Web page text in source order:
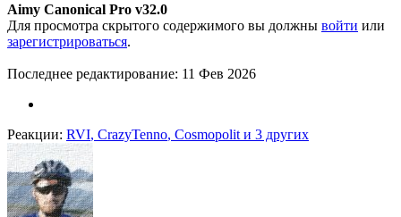
Aimy Canonical Pro v32.0
Для просмотра скрытого содержимого вы должны войти или
зарегистрироваться.
Последнее редактирование: 11 Фев 2026
Реакции: RVI, CrazyTenno, Cosmopolit и 3 других